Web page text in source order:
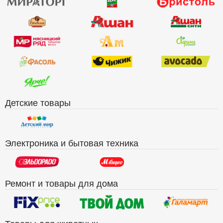
Детские товары
Электроника и бытовая техника
Ремонт и товары для дома